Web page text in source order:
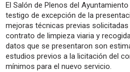
El Salón de Plenos del
testigo de excepción de la
mejoras técnicas previas solicitadas
contrato de limpieza viaria y
datos que se presentaron son
estudios previos a la licitación del
mínimos para el nuevo servicio.